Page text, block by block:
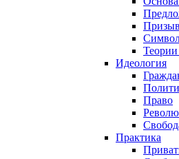
Теории
Идеология
Право
Практика